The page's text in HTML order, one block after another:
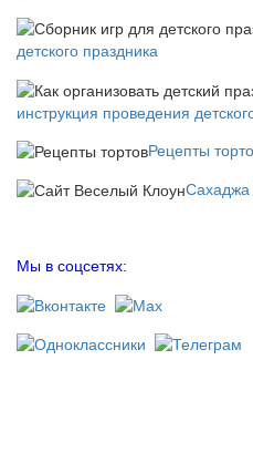
детского праздника
инструкция проведения
Рецепты
Сахаджа
Мы в соцсетях: